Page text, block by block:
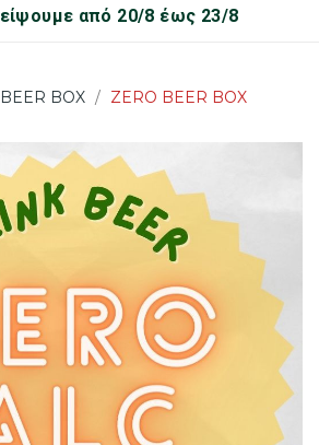
από 20/8 έως 23/8
BEER BOX ZERO BEER BOX